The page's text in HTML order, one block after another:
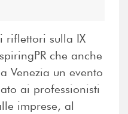
riflettori sulla IX
che anche
Venezia un evento
ai professionisti
imprese, al